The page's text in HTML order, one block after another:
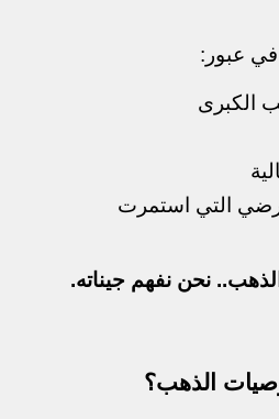
الكبرى
التي استمرت
نحن نفهم جيناته.
الذهب؟